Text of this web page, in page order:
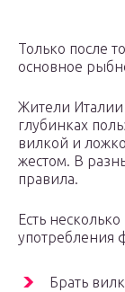
Только после
основное
Жители Италии
глубинках
вилкой и
жестом. В
правила.
Есть
употребления
Брать